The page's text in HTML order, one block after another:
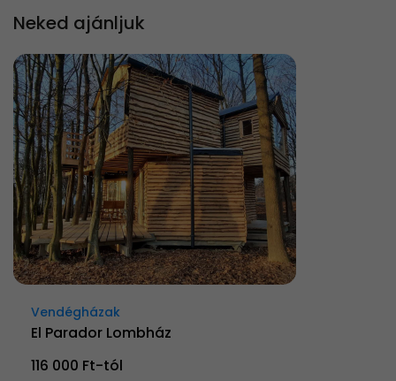
Neked ajánljuk
Vendégházak
El Parador Lombház
116 000 Ft-tól